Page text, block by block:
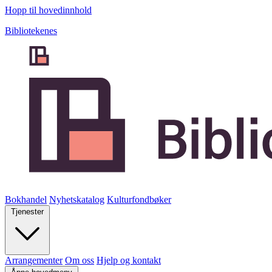
Hopp til hovedinnhold
Bibliotekenes
Bokhandel Nyhetskatalog Kulturfondbøker
Tjenester
Arrangementer Om oss Hjelp og kontakt